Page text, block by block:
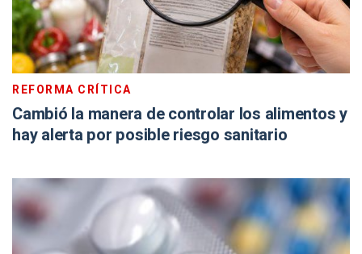
REFORMA CRÍTICA
Cambió la manera de controlar los alimentos y
hay alerta por posible riesgo sanitario